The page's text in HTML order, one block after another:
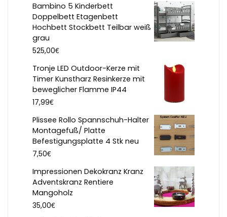
Bambino 5 Kinderbett
Doppelbett Etagenbett
Hochbett Stockbett Teilbar weiß
grau
525,00€
Tronje LED Outdoor-Kerze mit
Timer Kunstharz Resinkerze mit
beweglicher Flamme IP44
17,99€
Plissee Rollo Spannschuh-Halter
Montagefuß/ Platte
Befestigungsplatte 4 Stk neu
7,50€
Impressionen Dekokranz Kranz
Adventskranz Rentiere
Mangoholz
35,00€